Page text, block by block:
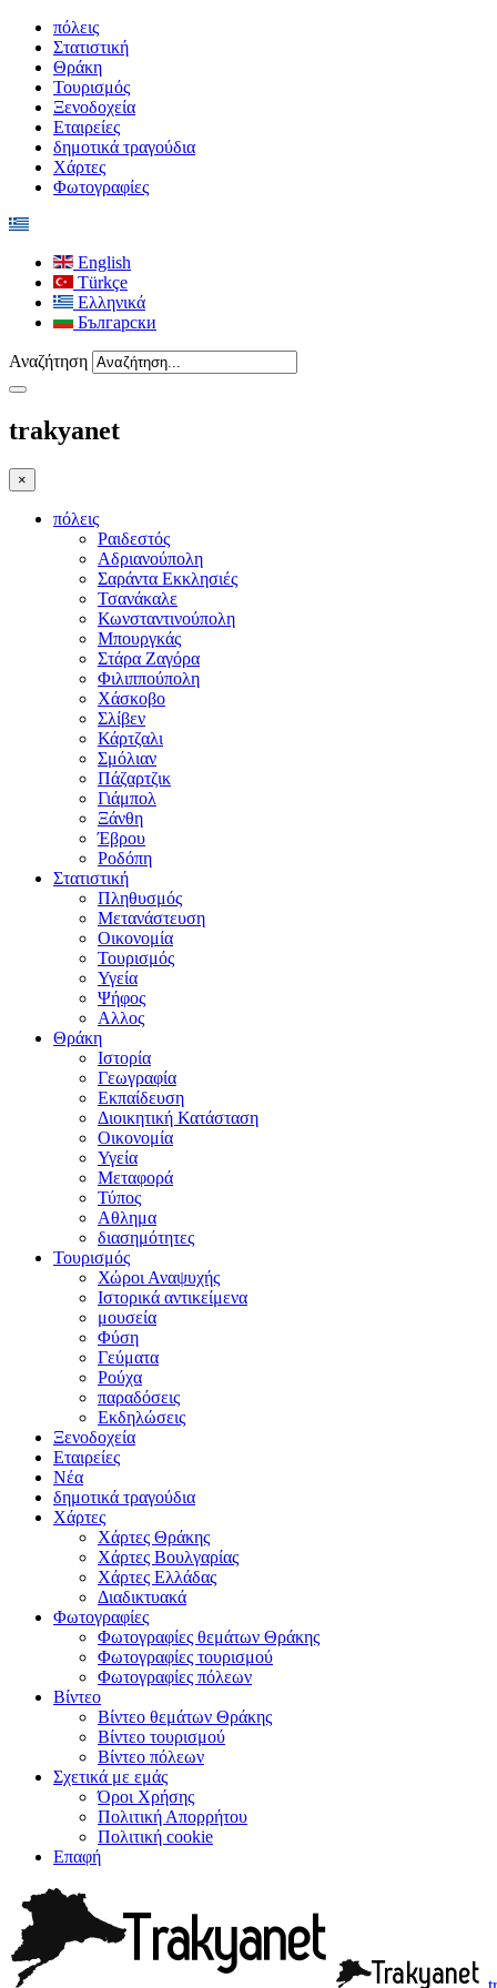
πόλεις
Στατιστική
Θράκη
Τουρισμός
Ξενοδοχεία
Εταιρείες
δημοτικά τραγούδια
Χάρτες
Φωτογραφίες
English
Türkçe
Ελληνικά
Български
Αναζήτηση
trakyanet
×
πόλεις
Ραιδεστός
Αδριανούπολη
Σαράντα Εκκλησιές
Τσανάκαλε
Κωνσταντινούπολη
Μπουργκάς
Στάρα Ζαγόρα
Φιλιππούπολη
Χάσκοβο
Σλίβεν
Κάρτζαλι
Σμόλιαν
Πάζαρτζικ
Γιάμπολ
Ξάνθη
Έβρου
Ροδόπη
Στατιστική
Πληθυσμός
Μετανάστευση
Οικονομία
Τουρισμός
Υγεία
Ψήφος
Αλλος
Θράκη
Ιστορία
Γεωγραφία
Εκπαίδευση
Διοικητική Κατάσταση
Οικονομία
Υγεία
Μεταφορά
Τύπος
Αθλημα
διασημότητες
Τουρισμός
Χώροι Αναψυχής
Ιστορικά αντικείμενα
μουσεία
Φύση
Γεύματα
Ρούχα
παραδόσεις
Εκδηλώσεις
Ξενοδοχεία
Εταιρείες
Νέα
δημοτικά τραγούδια
Χάρτες
Χάρτες Θράκης
Χάρτες Βουλγαρίας
Χάρτες Ελλάδας
Διαδικτυακά
Φωτογραφίες
Φωτογραφίες θεμάτων Θράκης
Φωτογραφίες τουρισμού
Φωτογραφίες πόλεων
Βίντεο
Βίντεο θεμάτων Θράκης
Βίντεο τουρισμού
Βίντεο πόλεων
Σχετικά με εμάς
Όροι Χρήσης
Πολιτική Απορρήτου
Πολιτική cookie
Επαφή